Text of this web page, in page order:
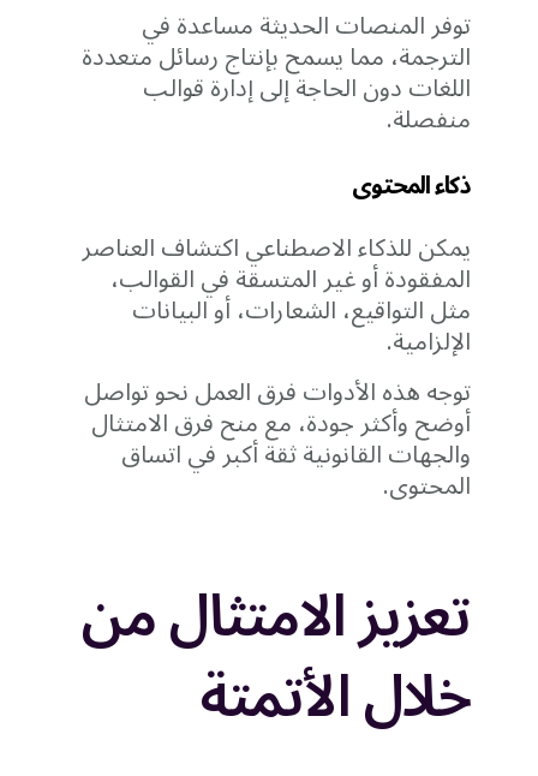
توفر المنصات الحديثة مساعدة في
الترجمة، مما يسمح بإنتاج رسائل متعددة
اللغات دون الحاجة إلى إدارة قوالب
منفصلة.
ذكاء المحتوى
يمكن للذكاء الاصطناعي اكتشاف العناصر
المفقودة أو غير المتسقة في القوالب،
مثل التواقيع، الشعارات، أو البيانات
الإلزامية.
توجه هذه الأدوات فرق العمل نحو تواصل
أوضح وأكثر جودة، مع منح فرق الامتثال
والجهات القانونية ثقة أكبر في اتساق
المحتوى.
تعزيز الامتثال من
خلال الأتمتة